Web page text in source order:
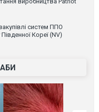
систем ППО
Кореї (NV)